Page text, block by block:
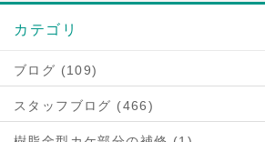
カテゴリ
ブログ (109)
スタッフブログ (466)